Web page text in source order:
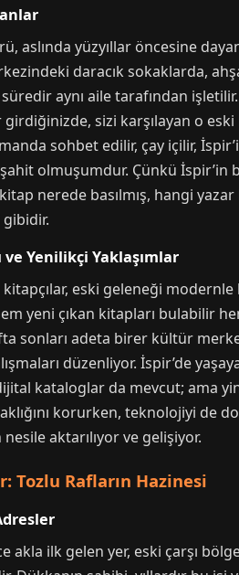
aslında yüzyıllar öncesine
daracık sokaklarda,
süredir aynı aile tarafından
girdiğinizde, sizi karşılayan o
sohbet edilir, çay içilir,
olmuşumdur. Çünkü
nerede basılmış, hangi
gibidir.
ve Yenilikçi Yaklaşımlar
eski geleneği
yeni çıkan kitapları bulabilir
sonları adeta birer kültür
düzenliyor. İspir’de
kataloglar da mevcut; ama
korurken, teknolojiyi de
aktarılıyor ve gelişiyor.
Tozlu Rafların Hazinesi
akla ilk gelen yer, eski çarşı